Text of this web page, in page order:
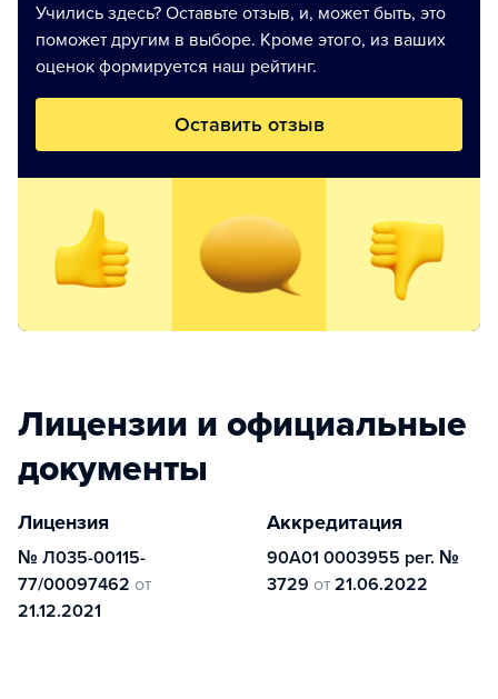
Учились здесь? Оставьте отзыв, и, может быть, это
поможет другим в выборе. Кроме этого, из ваших
оценок формируется наш рейтинг.
Оставить отзыв
Лицензии и официальные
документы
Лицензия
№ Л035-00115-
77/00097462 от
21.12.2021
Аккредитация
90А01 0003955 рег. №
3729 от 21.06.2022